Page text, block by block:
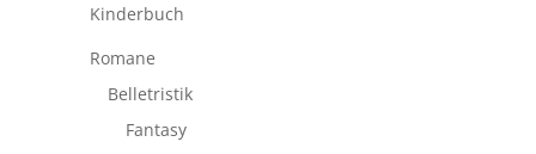
Kinderbuch
Romane
Belletristik
Fantasy